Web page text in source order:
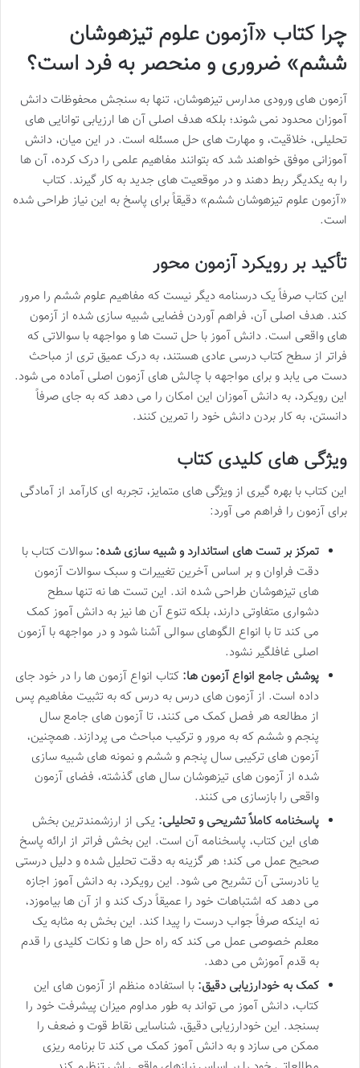
چرا کتاب «آزمون علوم تیزهوشان
ششم» ضروری و منحصر به فرد است؟
آزمون های ورودی مدارس تیزهوشان، تنها به سنجش محفوظات دانش
آموزان محدود نمی شوند؛ بلکه هدف اصلی آن ها ارزیابی توانایی های
تحلیلی، خلاقیت، و مهارت های حل مسئله است. در این میان، دانش
آموزانی موفق خواهند شد که بتوانند مفاهیم علمی را درک کرده، آن ها
را به یکدیگر ربط دهند و در موقعیت های جدید به کار گیرند. کتاب
«آزمون علوم تیزهوشان ششم» دقیقاً برای پاسخ به این نیاز طراحی شده
است.
تأکید بر رویکرد آزمون محور
این کتاب صرفاً یک درسنامه دیگر نیست که مفاهیم علوم ششم را مرور
کند. هدف اصلی آن، فراهم آوردن فضایی شبیه سازی شده از آزمون
های واقعی است. دانش آموز با حل تست ها و مواجهه با سوالاتی که
فراتر از سطح کتاب درسی عادی هستند، به درک عمیق تری از مباحث
دست می یابد و برای مواجهه با چالش های آزمون اصلی آماده می شود.
این رویکرد، به دانش آموزان این امکان را می دهد که به جای صرفاً
دانستن، به کار بردن دانش خود را تمرین کنند.
ویژگی های کلیدی کتاب
این کتاب با بهره گیری از ویژگی های متمایز، تجربه ای کارآمد از آمادگی
برای آزمون را فراهم می آورد:
تمرکز بر تست های استاندارد و شبیه سازی شده: سوالات کتاب با
دقت فراوان و بر اساس آخرین تغییرات و سبک سوالات آزمون
های تیزهوشان طراحی شده اند. این تست ها نه تنها سطح
دشواری متفاوتی دارند، بلکه تنوع آن ها نیز به دانش آموز کمک
می کند تا با انواع الگوهای سوالی آشنا شود و در مواجهه با آزمون
اصلی غافلگیر نشود.
پوشش جامع انواع آزمون ها: کتاب انواع آزمون ها را در خود جای
داده است. از آزمون های درس به درس که به تثبیت مفاهیم پس
از مطالعه هر فصل کمک می کنند، تا آزمون های جامع سال
پنجم و ششم که به مرور و ترکیب مباحث می پردازند. همچنین،
آزمون های ترکیبی سال پنجم و ششم و نمونه های شبیه سازی
شده از آزمون های تیزهوشان سال های گذشته، فضای آزمون
واقعی را بازسازی می کنند.
پاسخنامه کاملاً تشریحی و تحلیلی: یکی از ارزشمندترین بخش
های این کتاب، پاسخنامه آن است. این بخش فراتر از ارائه پاسخ
صحیح عمل می کند؛ هر گزینه به دقت تحلیل شده و دلیل درستی
یا نادرستی آن تشریح می شود. این رویکرد، به دانش آموز اجازه
می دهد که اشتباهات خود را عمیقاً درک کند و از آن ها بیاموزد،
نه اینکه صرفاً جواب درست را پیدا کند. این بخش به مثابه یک
معلم خصوصی عمل می کند که راه حل ها و نکات کلیدی را قدم
به قدم آموزش می دهد.
کمک به خودارزیابی دقیق: با استفاده منظم از آزمون های این
کتاب، دانش آموز می تواند به طور مداوم میزان پیشرفت خود را
بسنجد. این خودارزیابی دقیق، شناسایی نقاط قوت و ضعف را
ممکن می سازد و به دانش آموز کمک می کند تا برنامه ریزی